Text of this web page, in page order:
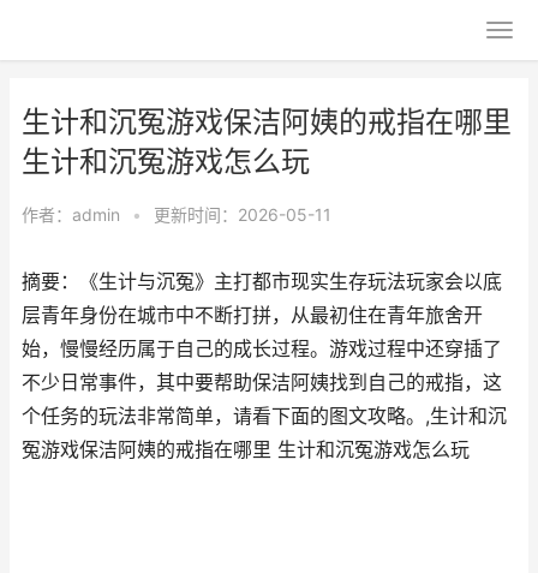
生计和沉冤游戏保洁阿姨的戒指在哪里
生计和沉冤游戏怎么玩
作者： admin • 更新时间：2026-05-11
摘要：《生计与沉冤》主打都市现实生存玩法玩家会以底
层青年身份在城市中不断打拼，从最初住在青年旅舍开
始，慢慢经历属于自己的成长过程。游戏过程中还穿插了
不少日常事件，其中要帮助保洁阿姨找到自己的戒指，这
个任务的玩法非常简单，请看下面的图文攻略。,生计和沉
冤游戏保洁阿姨的戒指在哪里 生计和沉冤游戏怎么玩